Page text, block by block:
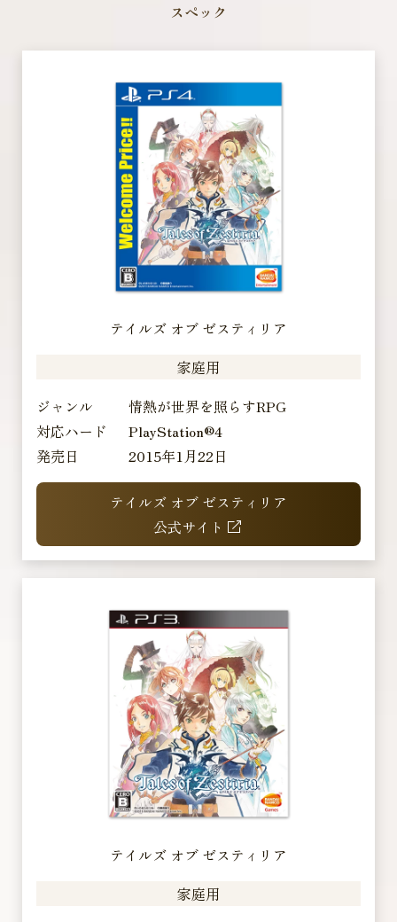
テイルズ オブ コンテンツ
メールマガジン
スペック
テイルズ オブ ゼスティリア
家庭用
ジャンル
情熱が世界を照らすRPG
対応ハード
PlayStation®4
発売日
2015年1月22日
テイルズ オブ ゼスティリア
公式サイト
テイルズ オブ ゼスティリア
家庭用